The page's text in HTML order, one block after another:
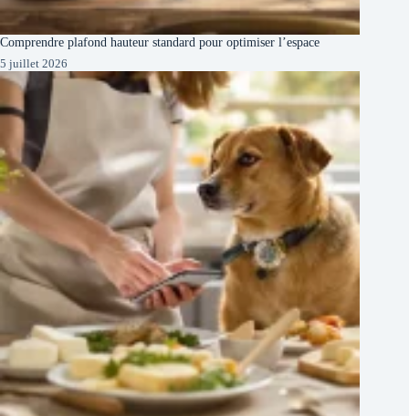
Comprendre plafond hauteur standard pour optimiser l’espace
5 juillet 2026